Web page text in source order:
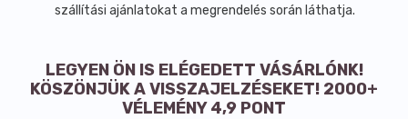
szállítási ajánlatokat a megrendelés során láthatja.
LEGYEN ÖN IS ELÉGEDETT VÁSÁRLÓNK!
KÖSZÖNJÜK A VISSZAJELZÉSEKET! 2000+
VÉLEMÉNY 4,9 PONT